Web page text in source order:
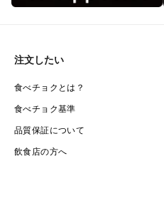
注文したい
食べチョクとは？
食べチョク基準
品質保証について
飲食店の方へ